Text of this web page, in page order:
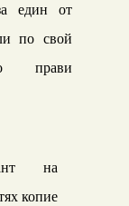
един от
по свой
прави
на
копие